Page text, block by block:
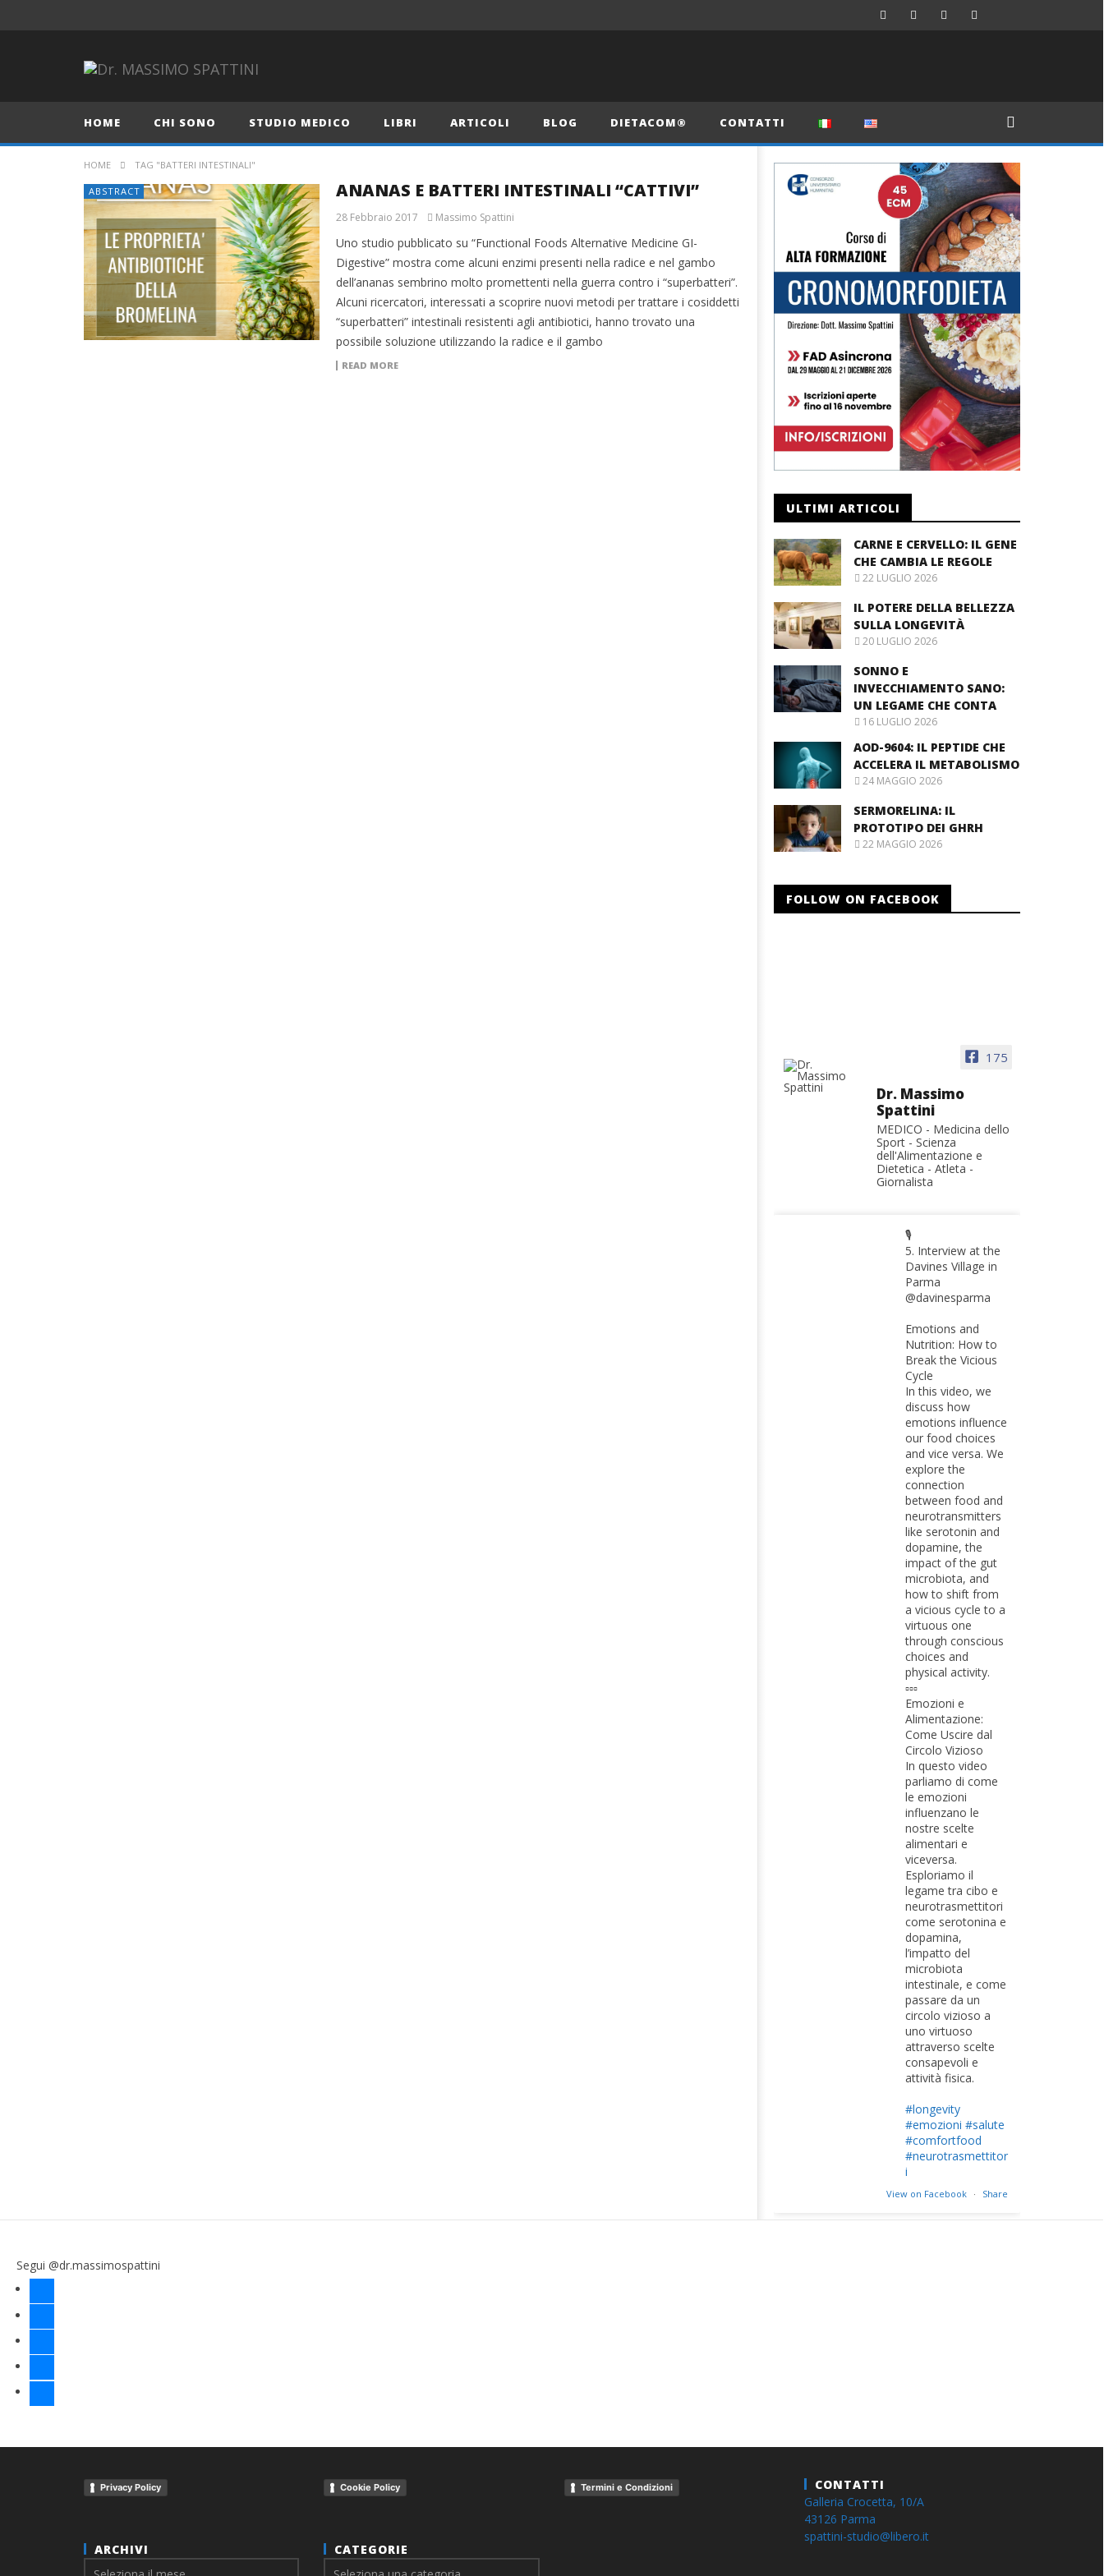
HOME CHI SONO STUDIO MEDICO LIBRI ARTICOLI BLOG DIETACOM® CONTATTI
HOME TAG "BATTERI INTESTINALI"
ABSTRACT ANANAS E BATTERI INTESTINALI “CATTIVI”
28 Febbraio 2017 Massimo Spattini
Uno studio pubblicato su “Functional Foods Alternative Medicine GI-
Digestive” mostra come alcuni enzimi presenti nella radice e nel gambo
dell’ananas sembrino molto promettenti nella guerra contro i “superbatteri”.
Alcuni ricercatori, interessati a scoprire nuovi metodi per trattare i cosiddetti
“superbatteri” intestinali resistenti agli antibiotici, hanno trovato una
possibile soluzione utilizzando la radice e il gambo
READ MORE
ULTIMI ARTICOLI
CARNE E CERVELLO: IL GENE
CHE CAMBIA LE REGOLE
22 LUGLIO 2026
IL POTERE DELLA BELLEZZA
SULLA LONGEVITÀ
20 LUGLIO 2026
SONNO E
INVECCHIAMENTO SANO:
UN LEGAME CHE CONTA
16 LUGLIO 2026
AOD-9604: IL PEPTIDE CHE
ACCELERA IL METABOLISMO
24 MAGGIO 2026
SERMORELINA: IL
PROTOTIPO DEI GHRH
22 MAGGIO 2026
FOLLOW ON FACEBOOK
175
Dr. Massimo
Spattini
MEDICO - Medicina dello
Sport - Scienza
dell'Alimentazione e
Dietetica - Atleta -
Giornalista
🎙️
5. Interview at the
Davines Village in
Parma
@davinesparma
Emotions and
Nutrition: How to
Break the Vicious
Cycle
In this video, we
discuss how
emotions influence
our food choices
and vice versa. We
explore the
connection
between food and
neurotransmitters
like serotonin and
dopamine, the
impact of the gut
microbiota, and
how to shift from
a vicious cycle to a
virtuous one
through conscious
choices and
physical activity.
▫️▫️▫️
Emozioni e
Alimentazione:
Come Uscire dal
Circolo Vizioso
In questo video
parliamo di come
le emozioni
influenzano le
nostre scelte
alimentari e
viceversa.
Esploriamo il
legame tra cibo e
neurotrasmettitori
come serotonina e
dopamina,
l’impatto del
microbiota
intestinale, e come
passare da un
circolo vizioso a
uno virtuoso
attraverso scelte
consapevoli e
attività fisica.
#longevity
#emozioni #salute
#comfortfood
#neurotrasmettitor
i
View on Facebook · Share
Segui @dr.massimospattini
Privacy Policy Cookie Policy Termini e Condizioni
CONTATTI
Galleria Crocetta, 10/A
43126 Parma
spattini-studio@libero.it
ARCHIVI
CATEGORIE